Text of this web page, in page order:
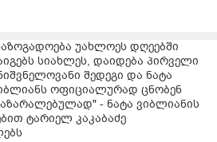
უახლოეს დღეებში
სიახლეს, დაიდება პირველი
შედეგი და ნატა
ოფიციალურად ცნობენ
- ნატა ვიბლიანის
ტარიელ კაკაბაძე